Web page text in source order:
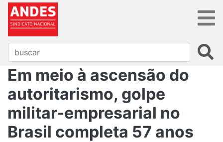
Em meio à ascensão do
autoritarismo, golpe
militar-empresarial no
Brasil completa 57 anos